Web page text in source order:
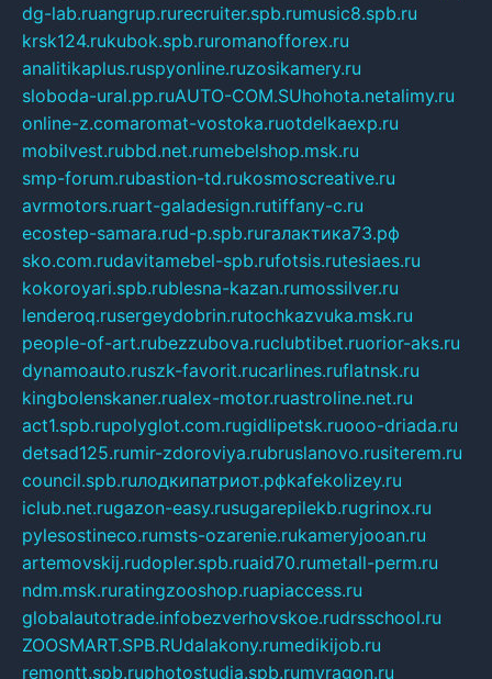
dg-lab.ruangrup.rurecruiter.spb.rumusic8.spb.ru
krsk124.rukubok.spb.ruromanofforex.ru
analitikaplus.ruspyonline.ruzosikamery.ru
sloboda-ural.pp.ruAUTO-COM.SUhohota.netalimy.ru
online-z.comaromat-vostoka.ruotdelkaexp.ru
mobilvest.rubbd.net.rumebelshop.msk.ru
smp-forum.rubastion-td.rukosmoscreative.ru
avrmotors.ruart-galadesign.rutiffany-c.ru
ecostep-samara.rud-p.spb.ruгалактика73.рф
sko.com.rudavitamebel-spb.rufotsis.rutesiaes.ru
kokoroyari.spb.rublesna-kazan.rumossilver.ru
lenderoq.rusergeydobrin.rutochkazvuka.msk.ru
people-of-art.rubezzubova.ruclubtibet.ruorior-aks.ru
dynamoauto.ruszk-favorit.rucarlines.ruflatnsk.ru
kingbolenskaner.rualex-motor.ruastroline.net.ru
act1.spb.rupolyglot.com.rugidlipetsk.ruooo-driada.ru
detsad125.rumir-zdoroviya.rubruslanovo.rusiterem.ru
council.spb.ruлодкипатриот.рфkafekolizey.ru
iclub.net.rugazon-easy.rusugarepilekb.rugrinox.ru
pylesostineco.rumsts-ozarenie.rukameryjooan.ru
artemovskij.rudopler.spb.ruaid70.rumetall-perm.ru
ndm.msk.ruratingzooshop.ruapiaccess.ru
globalautotrade.infobezverhovskoe.rudrsschool.ru
ZOOSMART.SPB.RUdalakony.rumedikijob.ru
remontt.spb.ruphotostudia.spb.rumyragon.ru